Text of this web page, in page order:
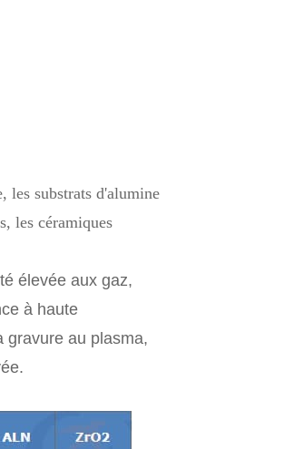
les substrats d'alumine
les céramiques
élevée aux gaz,
à haute
gravure au plasma,